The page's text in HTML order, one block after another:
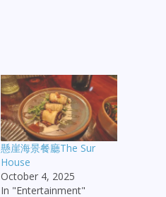
懸崖海景餐廳The Sur
House
October 4, 2025
In "Entertainment"